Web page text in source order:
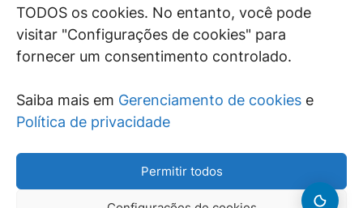
TODOS os cookies. No entanto, você pode
visitar "Configurações de cookies" para
fornecer um consentimento controlado.
Saiba mais em Gerenciamento de cookies e
Política de privacidade
Permitir todos
SIGA